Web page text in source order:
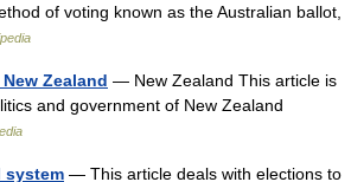
of voting known as the Australian ballot,
Zealand — New Zealand This article is
and government of New Zealand
system — This article deals with elections to